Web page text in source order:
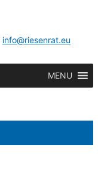
info@riesenrat.eu
MENU